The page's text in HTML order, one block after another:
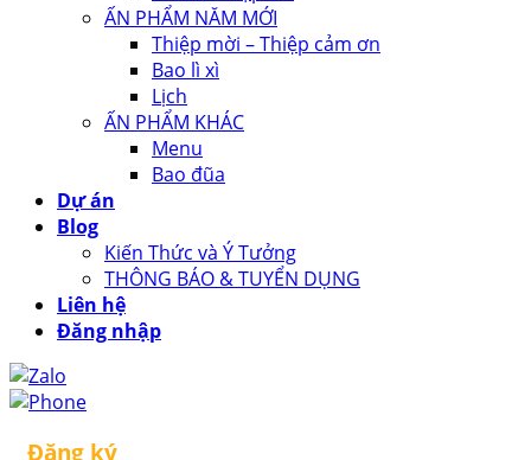
ẤN PHẨM NĂM MỚI
Thiệp mời – Thiệp cảm ơn
Bao lì xì
Lịch
ẤN PHẨM KHÁC
Menu
Bao đũa
Dự án
Blog
Kiến Thức và Ý Tưởng
THÔNG BÁO & TUYỂN DỤNG
Liên hệ
Đăng nhập
Đăng ký